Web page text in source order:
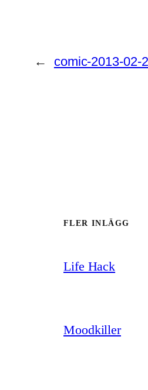
← comic-2013-02-
FLER INLÄGG
Life Hack
Moodkiller